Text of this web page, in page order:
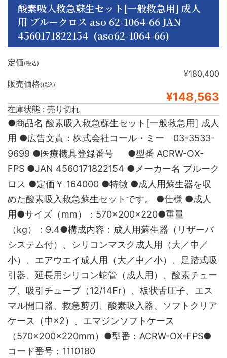
酸素吸入救急蘇生セット[一般救急用] 成人
用 ブルークロス aso 62-1064-66 JAN
4560171822154 (aso62-1064-66)
定価(税込)
¥180,400
販売価格(税込)
¥148,563
在庫状態 : 売り切れ
●商品名 酸素吸入救急蘇生セット[一般救急用] 成人
用 ●広告文責：株式会社コール・ミー 03-3533-
9699 ●医療機具登録番号 ●型番 ACRW-OX-
FPS ●JAN 4560171822154 ●メーカー名 ブルーク
ロス ●定価￥ 164000 ●特徴 ●成人用蘇生器を収
めた酸素吸入救急蘇生セットです。 ●仕様 ●成人
用●サイズ（mm）：570×200×220●重量
（kg）：9.4●構成内容：成人用蘇生器（リザーバ
システム付）、シリコンマスク成人用（大／中／
小）、エアウエイ成人用（大／中／小）、足踏式吸
引器、延長用シリコン蛇管（成人用）、酸素チュー
ブ、吸引チューブ（12/14Fr）、板状舌圧子、エス
マル開口器、救急剪刃、酸素吸入器、ソフトクリア
ケース（中×2）、エマジンソフトケース
（570×200×220mm）●型番：ACRW-OX-FPS●
コード番号：1110180